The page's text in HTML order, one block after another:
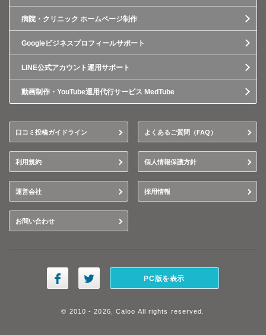
病院・クリニック ホームページ制作
Googleビジネスプロフィールサポート
LINE公式アカウント運用サポート
動画制作・YouTube運用代行サービス MedTube
口コミ投稿ガイドライン よくあるご質問（FAQ）
利用規約 個人情報保護方針
運営会社 採用情報
お問い合わせ
PC版を表示
© 2010 - 2026, Caloo All rights reserved.